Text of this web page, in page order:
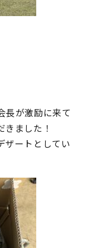
長が激励に来て
きました！
ザートとしてい